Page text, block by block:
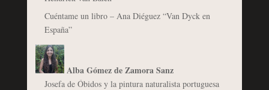
Cuéntame un libro – Ana Diéguez “Van Dyck en
España”
Alba Gómez de Zamora Sanz
Josefa de Óbidos y la pintura naturalista portuguesa